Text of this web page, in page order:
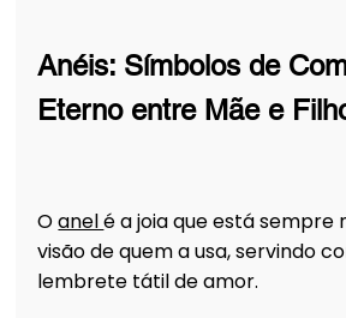
Anéis: Símbolos de
Eterno entre Mãe e
O anel é a joia que está sempre
visão de quem a usa, servindo
lembrete tátil de amor.